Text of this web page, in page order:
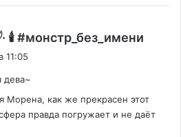
🕯 #монстр_без_имени
11:05
дева~
Морена, как же прекрасен этот
правда погружает и не даёт